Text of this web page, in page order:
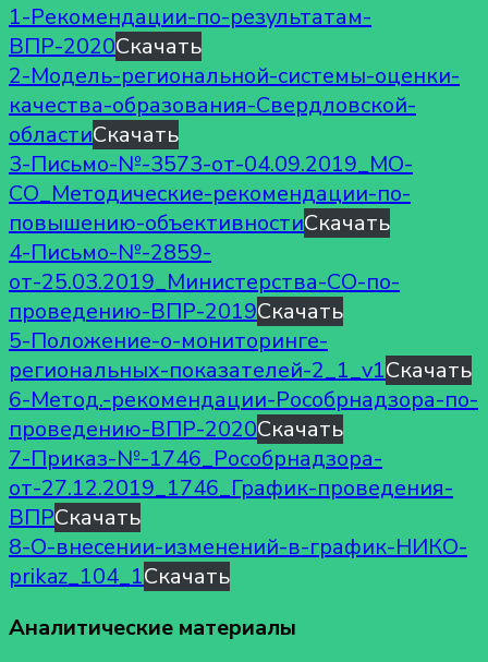
1-Рекомендации-по-результатам-
ВПР-2020Скачать
2-Модель-региональной-системы-оценки-
качества-образования-Свердловской-
областиСкачать
3-Письмо-№-3573-от-04.09.2019_МО-
СО_Методические-рекомендации-по-
повышению-объективностиСкачать
4-Письмо-№-2859-
от-25.03.2019_Министерства-СО-по-
проведению-ВПР-2019Скачать
5-Положение-о-мониторинге-
региональных-показателей-2_1_v1Скачать
6-Метод.-рекомендации-Рособрнадзора-по-
проведению-ВПР-2020Скачать
7-Приказ-№-1746_Рособрнадзора-
от-27.12.2019_1746_График-проведения-
ВПРСкачать
8-О-внесении-изменений-в-график-НИКО-
prikaz_104_1Скачать
Аналитические материалы